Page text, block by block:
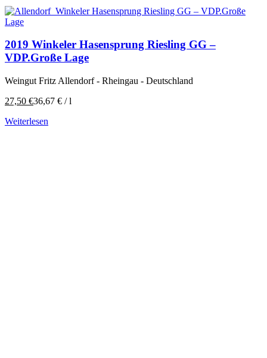
2019 Winkeler Hasensprung Riesling GG –
VDP.Große Lage
Weingut Fritz Allendorf - Rheingau - Deutschland
27,50 €36,67 € /l
Weiterlesen